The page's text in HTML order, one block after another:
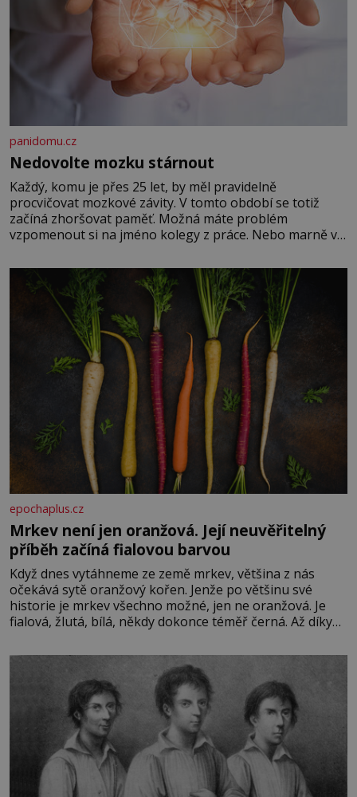
panidomu.cz
Nedovolte mozku stárnout
Každý, komu je přes 25 let, by měl pravidelně
procvičovat mozkové závity. V tomto období se totiž
začíná zhoršovat paměť. Možná máte problém
vzpomenout si na jméno kolegy z práce. Nebo marně v
Je to opravdu tak, s věkem jako kdyby se paměť
rozhodla stávkovat. Cvičte
epochaplus.cz
Mrkev není jen oranžová. Její neuvěřitelný
příběh začíná fialovou barvou
Když dnes vytáhneme ze země mrkev, většina z nás
očekává sytě oranžový kořen. Jenže po většinu své
historie je mrkev všechno možné, jen ne oranžová. Je
fialová, žlutá, bílá, někdy dokonce téměř černá. Až díky
bez které si českou zahradu ani nedokážeme představit.